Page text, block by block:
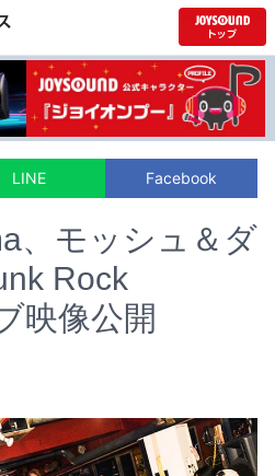
LINE Facebook
、モッシュ＆ダ
Rock
映像公開